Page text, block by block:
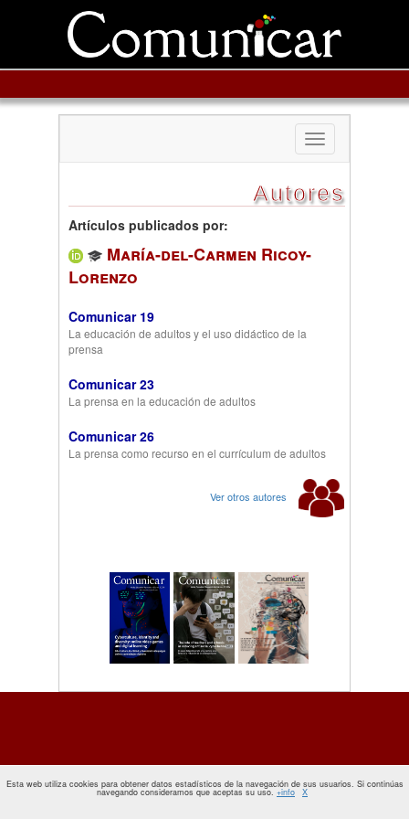
Toggle
navigation
Autores
Artículos publicados por:
María-del-Carmen Ricoy-
Lorenzo
Comunicar 19
La educación de adultos y el uso didáctico de la
prensa
Comunicar 23
La prensa en la educación de adultos
Comunicar 26
La prensa como recurso en el currículum de adultos
Ver otros autores
Esta web utiliza cookies para obtener datos estadísticos de la navegación de sus usuarios. Si continúas
navegando consideramos que aceptas su uso. +info X